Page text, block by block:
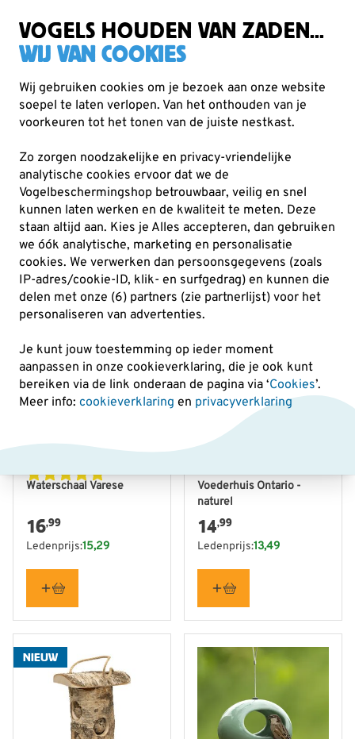
VOGELS HOUDEN VAN ZADEN...
WIJ VAN COOKIES
Wij gebruiken cookies om je bezoek aan onze website
soepel te laten verlopen. Van het onthouden van je
voorkeuren tot het tonen van de juiste nestkast.
Zo zorgen noodzakelijke en privacy-vriendelijke
analytische cookies ervoor dat we de
Vogelbeschermingshop betrouwbaar, veilig en snel
kunnen laten werken en de kwaliteit te meten. Deze
staan altijd aan. Kies je Alles accepteren, dan gebruiken
we óók analytische, marketing en personalisatie
cookies. We verwerken dan persoonsgegevens (zoals
IP-adres/cookie-ID, klik- en surfgedrag) en kunnen die
delen met onze (6) partners (zie partnerlijst) voor het
personaliseren van advertenties.
Je kunt jouw toestemming op ieder moment
aanpassen in onze cookieverklaring, die je ook kunt
bereiken via de link onderaan de pagina via ‘Cookies’.
Meer info: cookieverklaring en privacyverklaring
Van voederhuisjes voor aan het raam tot voedersilo's en
klassieke houten voedertafels: onze collectie is
ontworpen voor elke buitenruimte. Of je Lees meer
162producten
Waterschaal Varese
16,99
Ledenprijs:15,29
Voederhuis Ontario -
naturel
14,99
Ledenprijs:13,49
NIEUW